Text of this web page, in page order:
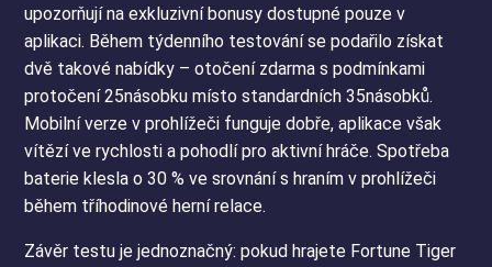
upozorňují na exkluzivní bonusy dostupné pouze v
aplikaci. Během týdenního testování se podařilo získat
dvě takové nabídky – otočení zdarma s podmínkami
protočení 25násobku místo standardních 35násobků.
Mobilní verze v prohlížeči funguje dobře, aplikace však
vítězí ve rychlosti a pohodlí pro aktivní hráče. Spotřeba
baterie klesla o 30 % ve srovnání s hraním v prohlížeči
během tříhodinové herní relace.
Závěr testu je jednoznačný: pokud hrajete Fortune Tiger